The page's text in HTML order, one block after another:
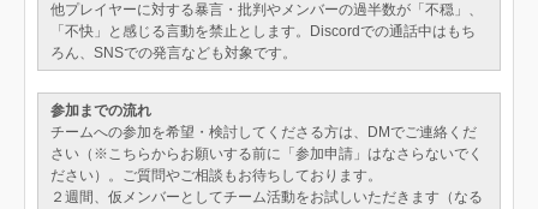
他プレイヤーに対する暴言・批判やメンバーの過半数が「不穏」、
「不快」と感じる言動を禁止とします。Discordでの通話中はもち
ろん、SNSでの発言なども対象です。
参加までの流れ
チームへの参加を希望・検討してくださる方は、DMでご連絡くだ
さい（※こちらからお願いする前に「参加申請」はなさらないでく
ださい）。ご質問やご相談もお待ちしております。
２週間、仮メンバーとしてチーム活動をお試しいただきます（なる